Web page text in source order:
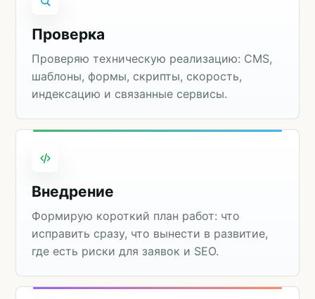
Проверка
Проверяю техническую реализацию: CMS,
шаблоны, формы, скрипты, скорость,
индексацию и связанные сервисы.
Внедрение
Формирую короткий план работ: что
исправить сразу, что вынести в развитие,
где есть риски для заявок и SEO.